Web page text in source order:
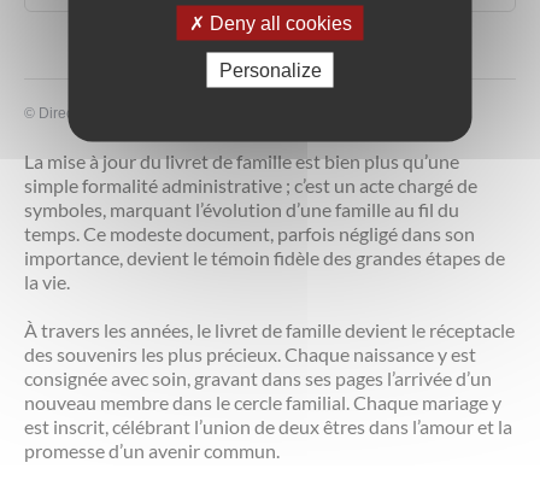
© Direction de l'information légale et administrative
La mise à jour du livret de famille est bien plus qu’une
simple formalité administrative ; c’est un acte chargé de
symboles, marquant l’évolution d’une famille au fil du
temps. Ce modeste document, parfois négligé dans son
importance, devient le témoin fidèle des grandes étapes de
la vie.
À travers les années, le livret de famille devient le réceptacle
des souvenirs les plus précieux. Chaque naissance y est
consignée avec soin, gravant dans ses pages l’arrivée d’un
nouveau membre dans le cercle familial. Chaque mariage y
est inscrit, célébrant l’union de deux êtres dans l’amour et la
promesse d’un avenir commun.
Deny all cookies
Personalize